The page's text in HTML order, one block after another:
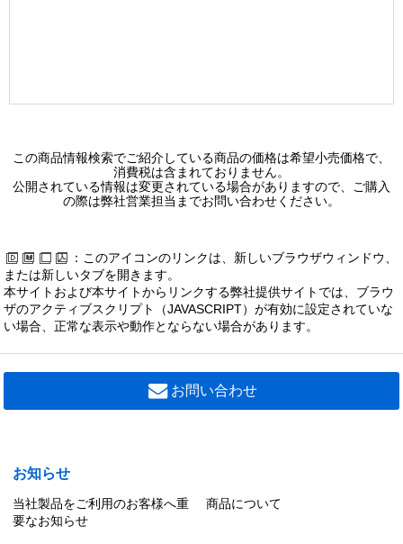
この商品情報検索でご紹介している商品の価格は希望小売価格で、
消費税は含まれておりません。
公開されている情報は変更されている場合がありますので、ご購入
の際は弊社営業担当までお問い合わせください。
：このアイコンのリンクは、新しいブラウザウィンドウ、
または新しいタブを開きます。
本サイトおよび本サイトからリンクする弊社提供サイトでは、ブラウ
ザのアクティブスクリプト（JAVASCRIPT）が有効に設定されていな
い場合、正常な表示や動作とならない場合があります。
お問い合わせ
お知らせ
当社製品をご利用のお客様へ重
要なお知らせ
商品について